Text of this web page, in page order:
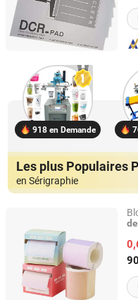
918 en Demande
Les plus Populaires
en Sérigraphie
de
Anhui Sunshine
Anhui, China